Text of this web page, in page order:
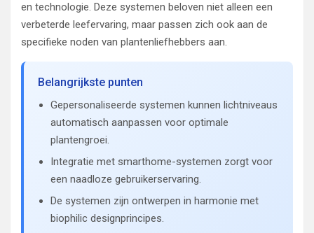
en technologie. Deze systemen beloven niet alleen een
verbeterde leefervaring, maar passen zich ook aan de
specifieke noden van plantenliefhebbers aan.
Belangrijkste punten
Gepersonaliseerde systemen kunnen lichtniveaus
automatisch aanpassen voor optimale
plantengroei.
Integratie met smarthome-systemen zorgt voor
een naadloze gebruikerservaring.
De systemen zijn ontwerpen in harmonie met
biophilic designprincipes.